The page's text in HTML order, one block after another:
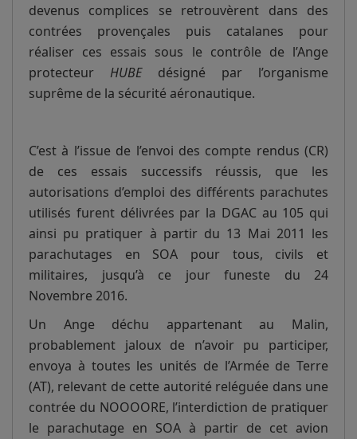
devenus complices se retrouvèrent dans des
contrées provençales puis catalanes pour
réaliser ces essais sous le contrôle de l’Ange
protecteur HUBEdésigné par l’organisme
suprême de la sécurité aéronautique.
C’est à l’issue de l’envoi des compte rendus (CR)
de ces essais successifs réussis, que les
autorisations d’emploi des différents parachutes
utilisés furent délivrées par la DGAC au 105 qui
ainsi pu pratiquer à partir du 13 Mai 2011 les
parachutages en SOA pour tous, civils et
militaires, jusqu’à ce jour funeste du 24
Novembre 2016.
Un Ange déchu appartenant au Malin,
probablement jaloux de n’avoir pu participer,
envoya à toutes les unités de l’Armée de Terre
(AT), relevant de cette autorité reléguée dans une
contrée du NOOOORE, l’interdiction de pratiquer
le parachutage en SOA à partir de cet avion